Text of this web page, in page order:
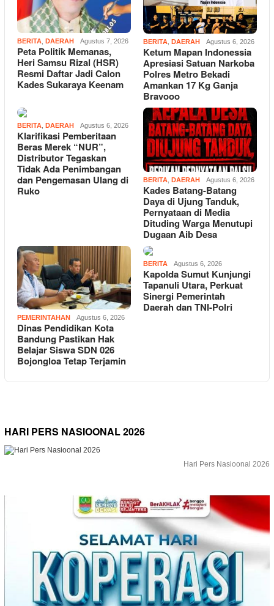
BERITA DAERAH Agustus 7, 2026
Peta Politik Memanas,
Heri Samsu Rizal (HSR)
Resmi Daftar Jadi Calon
Kades Sukaraya Keenam
BERITA DAERAH Agustus 6, 2026
Ketum Mapan Indonessia
Apresiasi Satuan Narkoba
Polres Metro Bekadi
Amankan 17 Kg Ganja
Bravooo
BERITA DAERAH Agustus 6, 2026
Klarifikasi Pemberitaan
Beras Merek “NUR”,
Distributor Tegaskan
Tidak Ada Penimbangan
dan Pengemasan Ulang di
Ruko
BERITA DAERAH Agustus 6, 2026
Kades Batang-Batang
Daya di Ujung Tanduk,
Pernyataan di Media
Dituding Warga Menutupi
Dugaan Aib Desa
PEMERINTAHAN Agustus 6, 2026
Dinas Pendidikan Kota
Bandung Pastikan Hak
Belajar Siswa SDN 026
Bojongloa Tetap Terjamin
BERITA Agustus 6, 2026
Kapolda Sumut Kunjungi
Tapanuli Utara, Perkuat
Sinergi Pemerintah
Daerah dan TNI-Polri
HARI PERS NASIOONAL 2026
Hari Pers Nasioonal 2026